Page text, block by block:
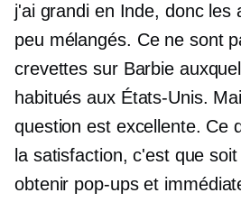
j'ai grandi en Inde, donc les
peu mélangés. Ce ne sont
crevettes sur Barbie
habitués aux États-Unis.
question est excellente. Ce
la satisfaction, c'est que
obtenir pop-upset